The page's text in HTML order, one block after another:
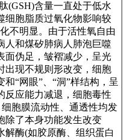
(GSH)含量一直处于低水
细胞脂质过氧化物影响较
不明显。由于活性氧自由
人和煤矽肺病人肺泡巨噬
面伪足，皱褶减少，呈光
出现不规则形改变，细胞
“网眼”、“洞”样结构，呈
反应能力减退，细胞毒性
胞膜流动性、通透性均发
除了本身功能发生改变
解酶(如胶原酶、组织蛋白